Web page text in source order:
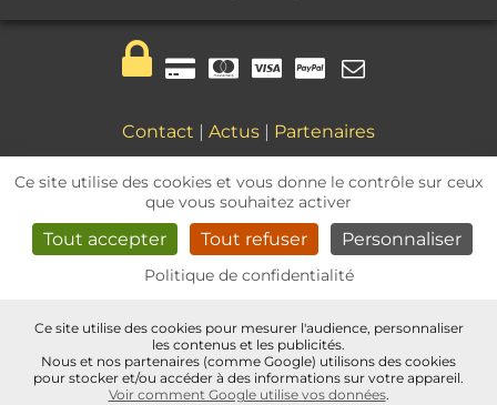
Ce site utilise des cookies et vous donne le contrôle sur ceux
que vous souhaitez activer
Tout accepter Tout refuser Personnaliser
Politique de confidentialité
Ce site utilise des cookies pour mesurer l'audience, personnaliser
les contenus et les publicités.
Nous et nos partenaires (comme Google) utilisons des cookies
pour stocker et/ou accéder à des informations sur votre appareil.
Voir comment Google utilise vos données.
Contact Actus Partenaires
Mentions légales|CGV
Paramètres des Cookies PinterestInstagram